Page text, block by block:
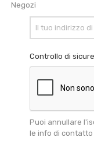
Negozi
Controllo di
Puoi annullare
le info di